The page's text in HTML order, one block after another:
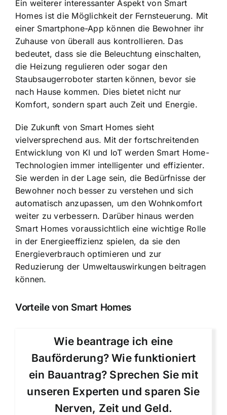
Ein weiterer interessanter Aspekt von Smart
Homes ist die Möglichkeit der Fernsteuerung. Mit
einer Smartphone-App können die Bewohner ihr
Zuhause von überall aus kontrollieren. Das
bedeutet, dass sie die Beleuchtung einschalten,
die Heizung regulieren oder sogar den
Staubsaugerroboter starten können, bevor sie
nach Hause kommen. Dies bietet nicht nur
Komfort, sondern spart auch Zeit und Energie.
Die Zukunft von Smart Homes sieht
vielversprechend aus. Mit der fortschreitenden
Entwicklung von KI und IoT werden Smart Home-
Technologien immer intelligenter und effizienter.
Sie werden in der Lage sein, die Bedürfnisse der
Bewohner noch besser zu verstehen und sich
automatisch anzupassen, um den Wohnkomfort
weiter zu verbessern. Darüber hinaus werden
Smart Homes voraussichtlich eine wichtige Rolle
in der Energieeffizienz spielen, da sie den
Energieverbrauch optimieren und zur
Reduzierung der Umweltauswirkungen beitragen
können.
Vorteile von Smart Homes
Wie beantrage ich eine
Bauförderung? Wie funktioniert
ein Bauantrag? Sprechen Sie mit
unseren Experten und sparen Sie
Nerven, Zeit und Geld.